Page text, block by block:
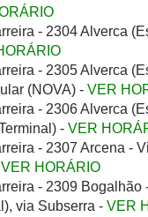
- 2304 Alverca
- 2305 Alverca
(NOVA) - VER
- 2306 Alverca
- VER
- 2307 Arcena -
VER HORÁRIO
- 2309 Bogalhão
via Subserra - VER